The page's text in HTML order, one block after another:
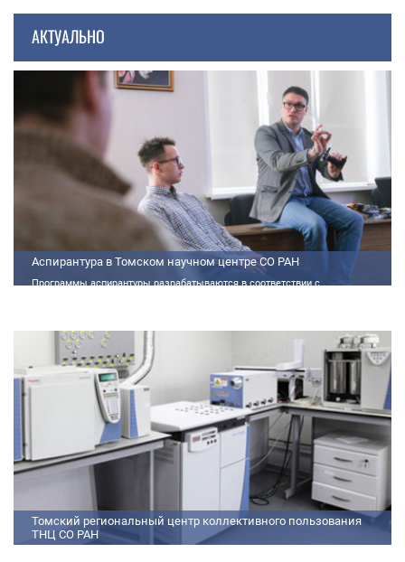
АКТУАЛЬНО
Аспирантура в Томском научном центре СО РАН
Программы аспирантуры разрабатываются в соответствии с
Томский региональный центр коллективного пользования
ТНЦ СО РАН